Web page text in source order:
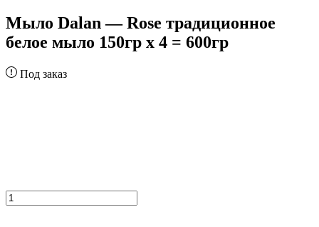
Мыло Dalan — Rose традиционное
белое мыло 150гр х 4 = 600гр
Под заказ